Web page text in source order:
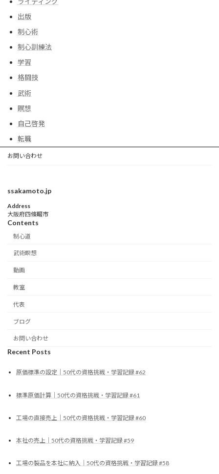
出版
制心術
制心訓練法
学習
格闘技
武術
瞑想
自己啓発
転職
お問い合わせ
ssakamoto.jp
Address
大阪府四條畷市
Contents
制心道
武術瞑想
動画
教室
代表
ブログ
お問い合わせ
Recent Posts
原価標準の設定｜50代の資格挑戦・学習記録 #62
標準原価計算｜50代の資格挑戦・学習記録 #61
工場の直接売上｜50代の資格挑戦・学習記録 #60
本社の売上｜50代の資格挑戦・学習記録 #59
工場の製品を本社に納入｜50代の資格挑戦・学習記録 #58